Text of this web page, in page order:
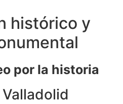
histórico y
por la historia